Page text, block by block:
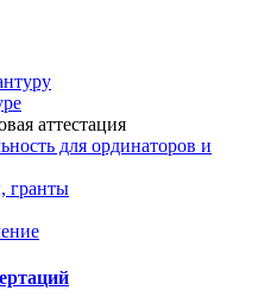
аттестация
для ординаторов и
гранты